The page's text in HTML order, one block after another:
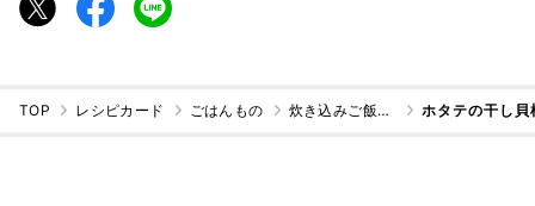
TOP レシピカード ごはんもの 炊き込みご飯・混ぜご飯 ホタテの干し